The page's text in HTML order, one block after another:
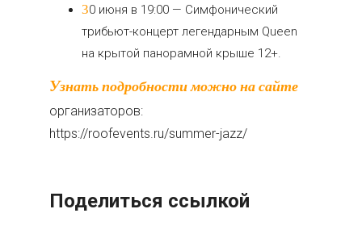
30 июня в 19:00 — Симфонический
трибьют-концерт легендарным Queen
на крытой панорамной крыше 12+.
Узнать подробности можно на сайте
организаторов:
https://roofevents.ru/summer-jazz/
Поделиться ссылкой